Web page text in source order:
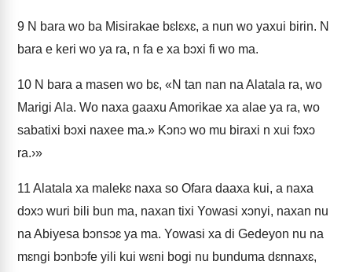
9 N bara wo ba Misirakae bɛlɛxɛ, a nun wo yaxui birin. N
bara e keri wo ya ra, n fa e xa bɔxi fi wo ma.
10 N bara a masen wo bɛ, «N tan nan na Alatala ra, wo
Marigi Ala. Wo naxa gaaxu Amorikae xa alae ya ra, wo
sabatixi bɔxi naxee ma.» Kɔnɔ wo mu biraxi n xui fɔxɔ
ra.›»
11 Alatala xa malekɛ naxa so Ofara daaxa kui, a naxa
dɔxɔ wuri bili bun ma, naxan tixi Yowasi xɔnyi, naxan nu
na Abiyesa bɔnsɔɛ ya ma. Yowasi xa di Gedeyon nu na
mɛngi bɔnbɔfe yili kui wɛni bogi nu bunduma dɛnnaxɛ,